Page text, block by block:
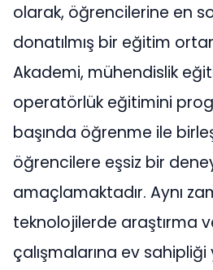
olarak, öğrencilerine en
donatılmış bir eğitim
Akademi, mühendislik
operatörlük eğitimini
başında öğrenme ile
öğrencilere eşsiz bir
amaçlamaktadır. Aynı
teknolojilerde araştırma
çalışmalarına ev